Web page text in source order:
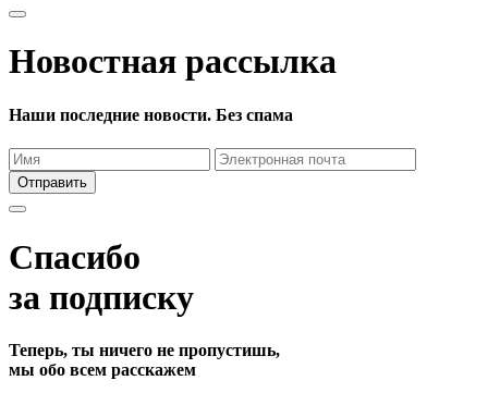
Новостная рассылка
Наши последние новости. Без спама
Отправить
Спасибо
за подписку
Теперь, ты ничего не пропустишь,
мы обо всем расскажем